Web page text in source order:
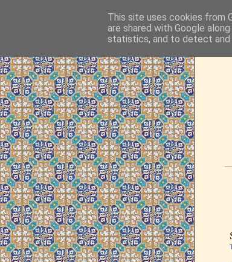
This site uses cookies from
are shared with Google
statistics, and to detect and